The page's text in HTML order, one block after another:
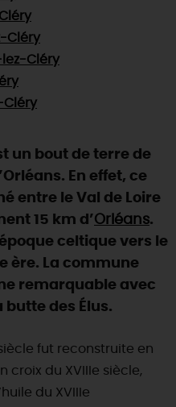
DE VIVRE
des animaux 🐎
de la Faïencerie de
!
parcours Baludik
la nature en 2026
dans le Loiret !
"Loiret au fil de l'eau"
?
DÉPLACER
Cléry
Cléry
Cléry
un bout de terre de
En effet, ce
entre le Val de Loire
15 km d’Orléans.
celtique vers le
ère. La commune
remarquable avec
butte des Élus.
fut reconstruite en
croix du XVIIIe siècle,
du XVIIIe